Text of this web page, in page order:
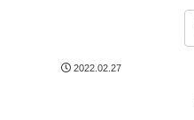
2022.02.27